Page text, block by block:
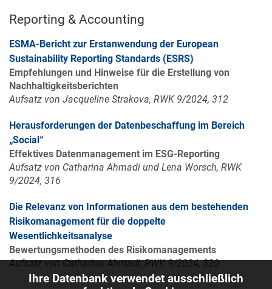
Reporting & Accounting
ESMA-Bericht zur Erstanwendung der European
Sustainability Reporting Standards (ESRS)
Empfehlungen und Hinweise für die Erstellung von
Nachhaltigkeitsberichten
Aufsatz von Jacqueline Strakova, RWK 9/2024, 312
Herausforderungen der Datenbeschaffung im Bereich
„Social“
Effektives Datenmanagement im ESG-Reporting
Aufsatz von Catharina Ahmadi und Lena Worsch, RWK
9/2024, 316
Die Relevanz von Informationen aus dem bestehenden
Risikomanagement für die doppelte
Wesentlichkeitsanalyse
Bewertungsmethoden des Risikomanagements
Aufsatz von Catharina Ahmadi, RWK 9/2024, 320
Ihre Datenbank verwendet ausschließlich